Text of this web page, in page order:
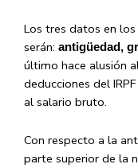
Los tres datos en
serán: antigüedad,
último hace alusión
deducciones del
al salario bruto.
Con respecto a la
parte superior de la